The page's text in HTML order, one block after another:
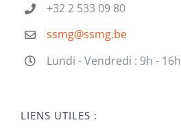
+32 2 533 09 80
ssmg@ssmg.be
Lundi - Vendredi : 9h - 16h
LIENS UTILES :